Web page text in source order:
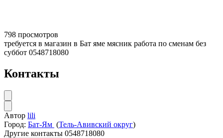
798 просмотров
требуется в магазин в Бат яме мясник работа по сменам без
суббот 0548718080
Контакты
Автор lili
Город: Бат-Ям (Тель-Авивский округ)
Другие контакты 0548718080